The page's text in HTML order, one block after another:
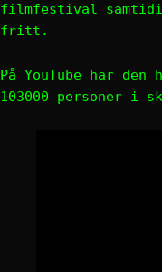
filmfestival
fritt.
På YouTube har
103000 personer i